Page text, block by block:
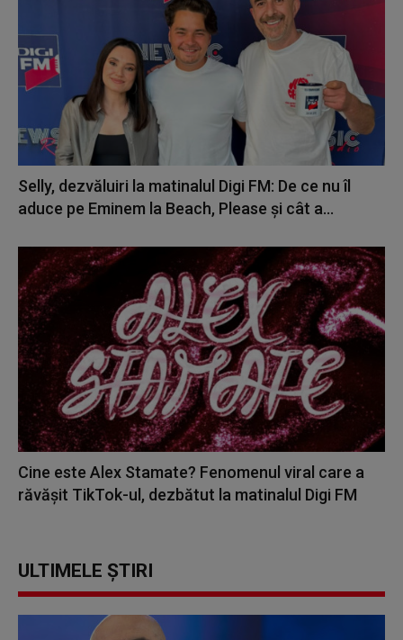
Selly, dezvăluiri la matinalul Digi FM: De ce nu îl
aduce pe Eminem la Beach, Please și cât a...
Cine este Alex Stamate? Fenomenul viral care a
răvășit TikTok-ul, dezbătut la matinalul Digi FM
ULTIMELE ȘTIRI